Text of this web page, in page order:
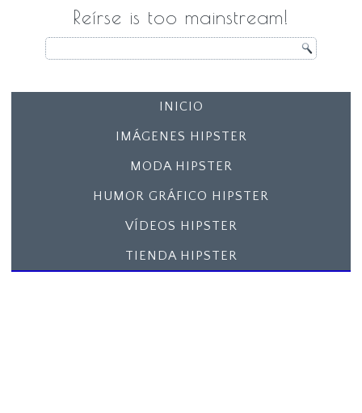
Reírse is too mainstream!
INICIO
IMÁGENES HIPSTER
MODA HIPSTER
HUMOR GRÁFICO HIPSTER
VÍDEOS HIPSTER
TIENDA HIPSTER